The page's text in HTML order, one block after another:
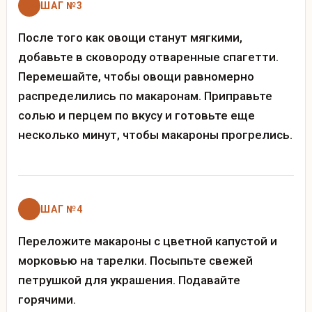
ШАГ №3
После того как овощи станут мягкими,
добавьте в сковороду отваренные спагетти.
Перемешайте, чтобы овощи равномерно
распределились по макаронам. Приправьте
солью и перцем по вкусу и готовьте еще
несколько минут, чтобы макароны прогрелись.
ШАГ №4
Переложите макароны с цветной капустой и
морковью на тарелки. Посыпьте свежей
петрушкой для украшения. Подавайте
горячими.